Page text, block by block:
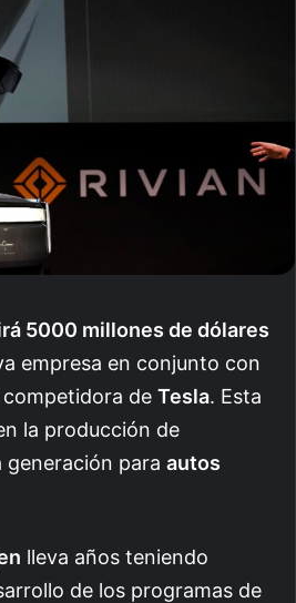
5000 millones de dólares
empresa en conjunto con
competidora de Tesla. Esta
la producción de
para autos
lleva años teniendo
de los programas de